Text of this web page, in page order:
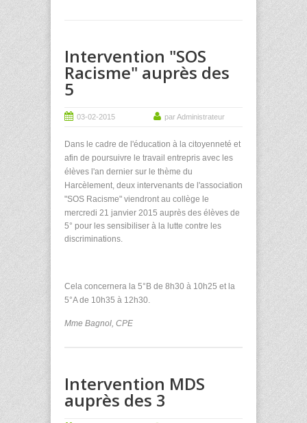
Intervention "SOS
Racisme" auprès des
5
03-02-2015 par Administrateur
Dans le cadre de l'éducation à la citoyenneté et
afin de poursuivre le travail entrepris avec les
élèves l'an dernier sur le thème du
Harcèlement, deux intervenants de l'association
"SOS Racisme" viendront au collège le
mercredi 21 janvier 2015 auprès des élèves de
5° pour les sensibiliser à la lutte contre les
discriminations.
Cela concernera la 5°B de 8h30 à 10h25 et la
5°A de 10h35 à 12h30.
Mme Bagnol, CPE
Intervention MDS
auprès des 3